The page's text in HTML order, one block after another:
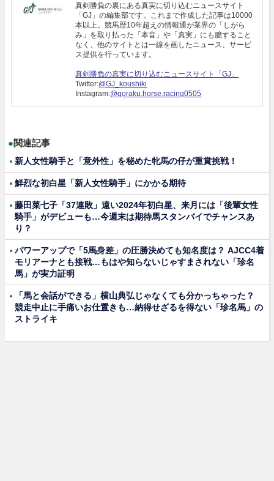
真剣勝負の裏にある真実に切り込むニュースサイト
「GJ」の編集部です。これまで作成した記事は10000
本以上。競馬歴10年超えの情報通が業界の「しがら
み」を取り払った「本音」や「真実」にも臆すること
なく、他のサイトとは一線を画したニュース、サービ
ス提供を行っています。
真剣勝負の真実に切り込むニュースサイト「GJ」
Twitter:@GJ_koushiki
Instagram:@goraku.horse.racing0505
●関連記事
新人女性騎手と「意外性」を秘めた牝馬の仔が重賞挑戦！
鮮烈な初白星「新人女性騎手」にかかる期待
藤田菜七子「37連敗」遠い2024年初白星、来月には「後輩女性
騎手」がデビューも…今週末は期待馬スタンバイでチャンスあ
り？
パワーアップで「5馬身差」の圧勝決めても知名度は？ AJCC4着
モリアーナとも接戦…もはや知らないじゃすまされない「珍名
馬」が実力証明
「馬と会話ができる」横山典弘じゃなくても分かっちゃった？
競走中止に手痛いお仕置きも…納得せざるを得ない「珍名馬」の
ストライキ